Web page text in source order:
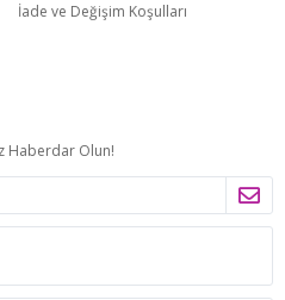
İade ve Değişim Koşulları
Haberdar Olun!